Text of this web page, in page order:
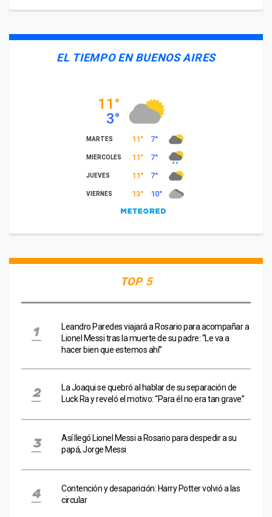
EL TIEMPO EN BUENOS AIRES
TOP 5
Leandro Paredes viajará a Rosario para acompañar a
Lionel Messi tras la muerte de su padre: “Le va a
hacer bien que estemos ahí”
La Joaqui se quebró al hablar de su separación de
Luck Ra y reveló el motivo: “Para él no era tan grave”
Así llegó Lionel Messi a Rosario para despedir a su
papá, Jorge Messi
Contención y desaparición: Harry Potter volvió a las
circular